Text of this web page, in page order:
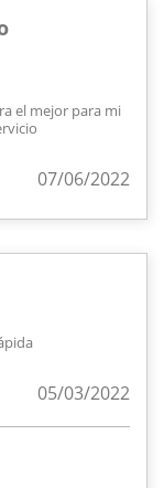
el mejor para mi
07/06/2022
05/03/2022